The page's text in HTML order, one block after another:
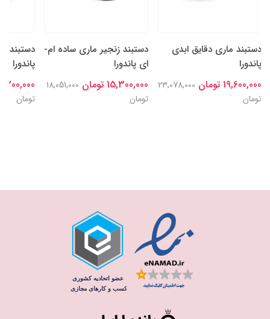
دستبند ماری دقایق ابدی
پاندورا
19,600,000 تومان
23,078,000
تومان
دستبند زنجیر ماری ساده ام-
ای پاندورا
15,300,000 تومان
18,051,000
تومان
دستبند
پاندورا
13,200,000
تومان